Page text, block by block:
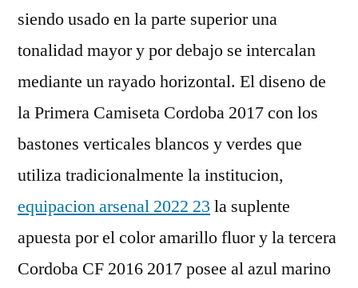
siendo usado en la parte superior una
tonalidad mayor y por debajo se intercalan
mediante un rayado horizontal. El diseno de
la Primera Camiseta Cordoba 2017 con los
bastones verticales blancos y verdes que
utiliza tradicionalmente la institucion,
equipacion arsenal 2022 23 la suplente
apuesta por el color amarillo fluor y la tercera
Cordoba CF 2016 2017 posee al azul marino